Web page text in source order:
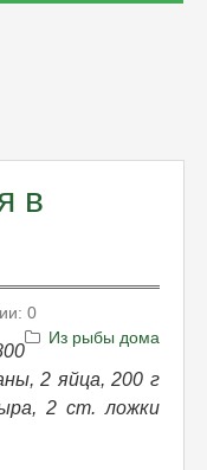
в
0
Из рыбы дома
2 яйца, 200 г
2 ст. ложки